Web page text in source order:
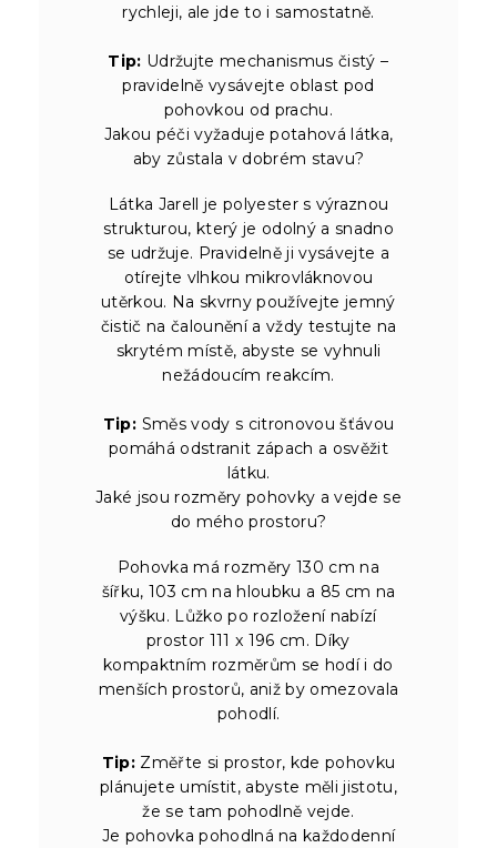
rychleji, ale jde to i samostatně.
Tip: Udržujte mechanismus čistý –
pravidelně vysávejte oblast pod
pohovkou od prachu.
Jakou péči vyžaduje potahová látka,
aby zůstala v dobrém stavu?
Látka Jarell je polyester s výraznou
strukturou, který je odolný a snadno
se udržuje. Pravidelně ji vysávejte a
otírejte vlhkou mikrovláknovou
utěrkou. Na skvrny používejte jemný
čistič na čalounění a vždy testujte na
skrytém místě, abyste se vyhnuli
nežádoucím reakcím.
Tip: Směs vody s citronovou šťávou
pomáhá odstranit zápach a osvěžit
látku.
Jaké jsou rozměry pohovky a vejde se
do mého prostoru?
Pohovka má rozměry 130 cm na
šířku, 103 cm na hloubku a 85 cm na
výšku. Lůžko po rozložení nabízí
prostor 111 x 196 cm. Díky
kompaktním rozměrům se hodí i do
menších prostorů, aniž by omezovala
pohodlí.
Tip: Změřte si prostor, kde pohovku
plánujete umístit, abyste měli jistotu,
že se tam pohodlně vejde.
Je pohovka pohodlná na každodenní